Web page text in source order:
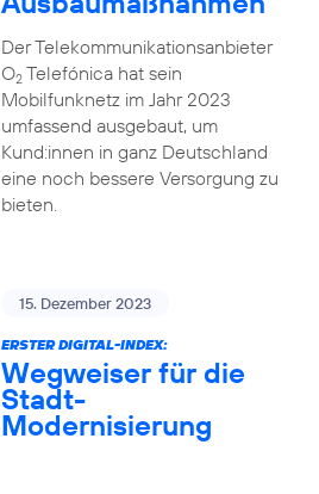
Der Telekommunikationsanbieter
O2Telefónica hat sein
Mobilfunknetz im Jahr 2023
umfassend ausgebaut, um
Kund:innen in ganz Deutschland
eine noch bessere Versorgung zu
bieten.
15. Dezember 2023
ERSTER DIGITAL-INDEX:
Wegweiser für die
Stadt-
Modernisierung